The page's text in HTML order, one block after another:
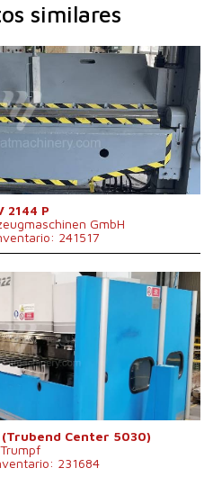
similares
1989
de
Hydraulický
3890x2000x2400
10,07 kW
6300 kg
2144 P
GmbH
241517
2014
3 mm
3640 mm
de doblar
Hydraulický
26 500 kg
34 kW
No
(Trubend Center 5030)
Trumpf
231684